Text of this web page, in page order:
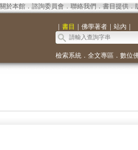
關於本館． 諮詢委員會． 聯絡我們 ． 書目提供．
｜ 書目 ｜ 佛學著者｜ 站內 ｜
檢索系統． 全文專區 ． 數位